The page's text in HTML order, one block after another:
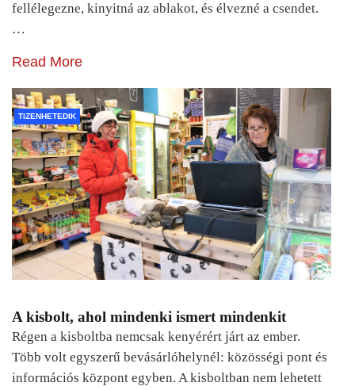
fellélegezne, kinyitná az ablakot, és élvezné a csendet.
…
Read More
TIZENHETEDIK
A kisbolt, ahol mindenki ismert mindenkit
Régen a kisboltba nemcsak kenyérért járt az ember.
Több volt egyszerű bevásárlóhelynél: közösségi pont és
információs központ egyben. A kisboltban nem lehetett